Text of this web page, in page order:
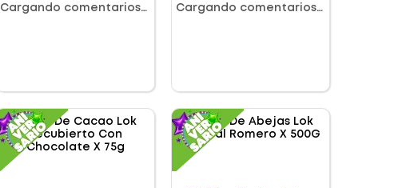
Cargando comentarios… Cargando comentarios…